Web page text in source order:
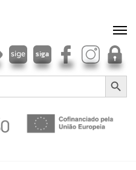
SEARCH